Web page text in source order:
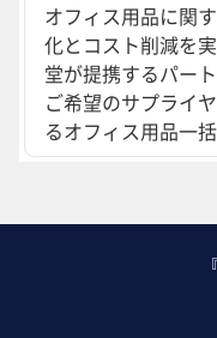
オフィス用品に関
化とコスト削減を
堂が提携するパー
ご希望のサプライ
るオフィス用品一